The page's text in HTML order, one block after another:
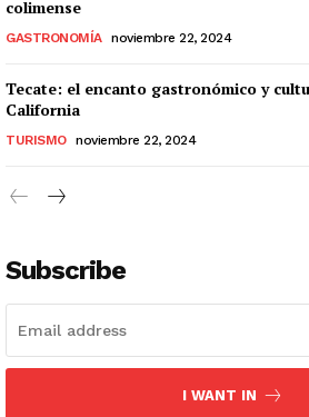
colimense
GASTRONOMÍA noviembre 22, 2024
Tecate: el encanto gastronómico y
California
TURISMO noviembre 22, 2024
Subscribe
I WANT IN